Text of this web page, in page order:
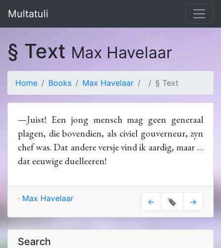
Multatuli
§ Text Max Havelaar
Home Books Max Havelaar § Text
—Juist! Een jong mensch mag geen generaal
plagen, die bovendien, als civiel gouverneur, zyn
chef was. Dat andere versje vind ik aardig, maar …
dat eeuwige duelleeren!
· Max Havelaar ← 🔖 →
Search